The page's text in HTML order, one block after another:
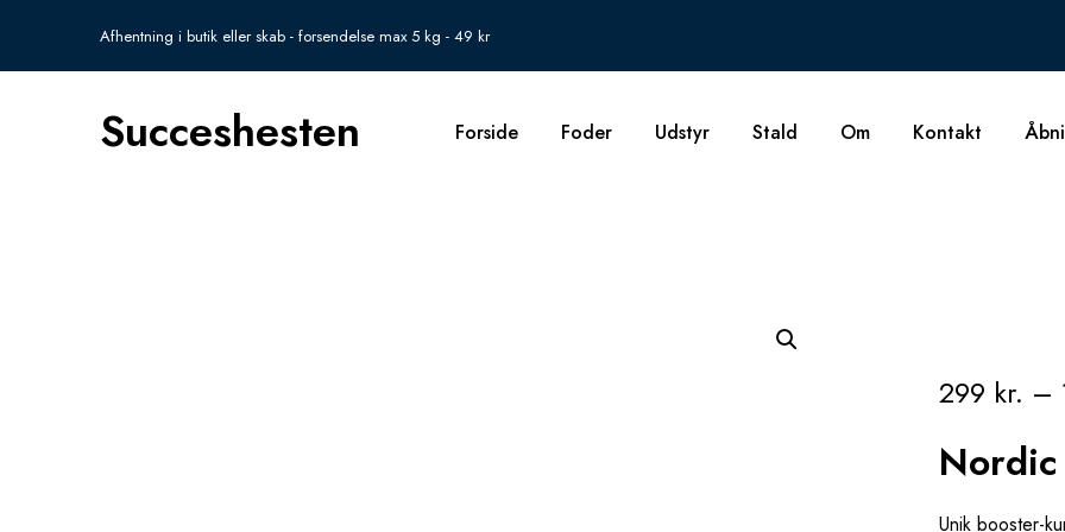
Afhentning i butik eller skab - forsendelse max 5 kg - 49 kr
Succeshesten Forside Foder Udstyr Stald Om Kontakt
299 kr. –
Unik booster-